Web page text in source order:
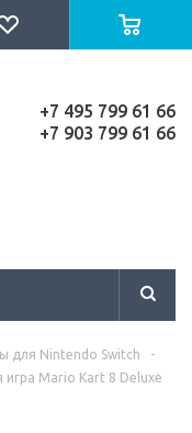
+7 495 799 61 66
+7 903 799 61 66
для Nintendo Switch
-
игра Mario Kart 8 Deluxe